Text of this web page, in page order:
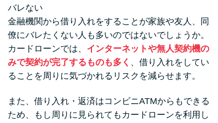
バレない
金融機関から借り入れをすることが家族や友人、同
僚にバレたくない人も多いのではないでしょうか。
カードローンでは、 インターネットや無人契約機の
みで契約が完了するものも多く 、借り入れをしてい
ることを周りに気づかれるリスクを減らせます。
また、借り入れ・返済はコンビニATMからもできる
ため、もし周りに見られてもカードローンを利用し